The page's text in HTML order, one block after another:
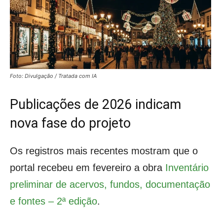
Foto: Divulgação / Tratada com IA
Publicações de 2026 indicam
nova fase do projeto
Os registros mais recentes mostram que o
portal recebeu em fevereiro a obra Inventário
preliminar de acervos, fundos, documentação
e fontes – 2ª edição.